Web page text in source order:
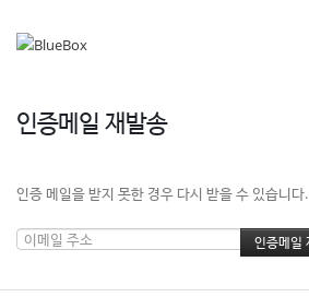
인증메일 재발송
인증 메일을 받지 못한 경우 다시 받을 수 있습니다.